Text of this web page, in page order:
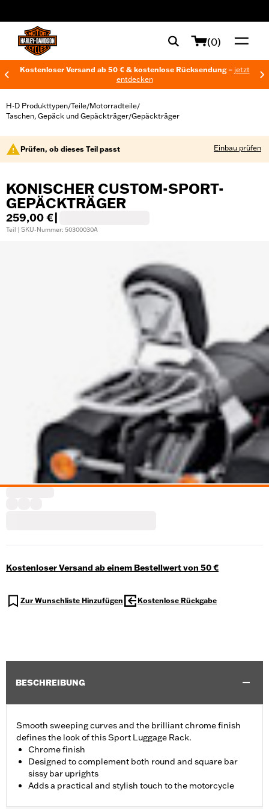
(0)
Kostenloser Versand ab 50 € & kostenlose Rücksendung – jetzt
entdecken
H-D Produkttypen/Teile/Motorradteile/
Taschen, Gepäck und Gepäckträger/Gepäckträger
Prüfen, ob dieses Teil passt Einbau prüfen
KONISCHER CUSTOM-SPORT-
GEPÄCKTRÄGER
259,00 €
Teil | SKU-Nummer: 50300030A
Kostenloser Versand ab einem Bestellwert von 50 €
Zur Wunschliste Hinzufügen Kostenlose Rückgabe
BESCHREIBUNG
Smooth sweeping curves and the brilliant chrome finish
defines the look of this Sport Luggage Rack.
Chrome finish
Designed to complement both round and square bar
sissy bar uprights
Adds a practical and stylish touch to the motorcycle